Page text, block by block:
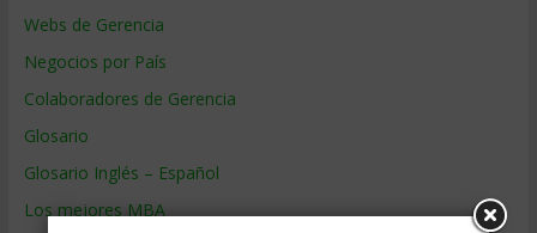
Webs de Gerencia
Negocios por País
Colaboradores de Gerencia
Glosario
Glosario Inglés – Español
Los mejores MBA